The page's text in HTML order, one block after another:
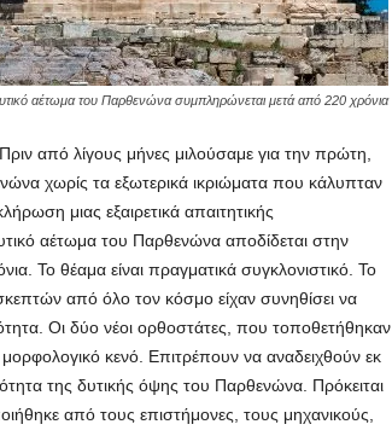
αέτωμα του Παρθενώνα συμπληρώνεται μετά από 220 χρόνια
από λίγους μήνες μιλούσαμε για την πρώτη,
χωρίς τα εξωτερικά ικριώματα που κάλυπταν
μιας εξαιρετικά απαιτητικής
αέτωμα του Παρθενώνα αποδίδεται στην
Το θέαμα είναι πραγματικά συγκλονιστικό. Το
από όλο τον κόσμο είχαν συνηθίσει να
Οι δύο νέοι ορθοστάτες, που τοποθετήθηκαν
κενό. Επιτρέπουν να αναδειχθούν εκ
της δυτικής όψης του Παρθενώνα. Πρόκειται
από τους επιστήμονες, τους μηχανικούς,